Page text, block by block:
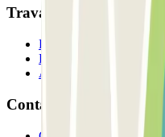
Travaillons ensemble?
Professionnels
Fournisseur de parking
Affiliés
Contact